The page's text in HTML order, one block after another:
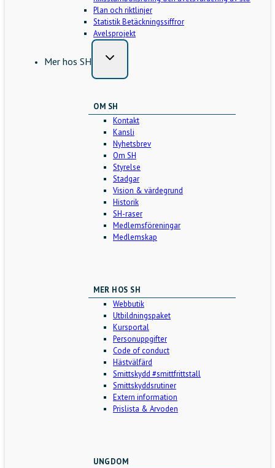
Plan och riktlinjer
Statistik Betäckningssiffror
Avelsprojekt
Mer hos SH
OM SH
Kontakt
Kansli
Nyhetsbrev
Om SH
Styrelse
Stadgar
Vision & värdegrund
Historik
SH-raser
Medlemsföreningar
Medlemskap
MER HOS SH
Webbutik
Utbildningspaket
Kursportal
Personuppgifter
Code of conduct
Hästvälfärd
Smittskydd #smittfrittstall
Smittskyddsrutiner
Extern information
Prislista & Arvoden
UNGDOM